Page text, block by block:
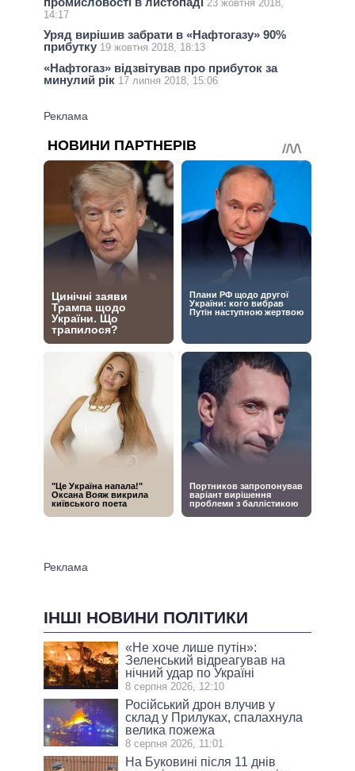
23 жовтня 2018,
14:17
Уряд вирішив забрати в «Нафтогазу» 90%
прибутку 19 жовтня 2018, 18:13
«Нафтогаз» відзвітував про прибуток за
минулий рік 17 липня 2018, 15:06
ІНШІ НОВИНИ ПОЛІТИКИ
«Не хоче лише путін»:
Зеленський відреагував на
нічний удар по Україні
8 серпня 2026, 12:10
Російський дрон влучив у
склад у Прилуках, спалахнула
велика пожежа
8 серпня 2026, 11:01
На Буковині після 11 днів